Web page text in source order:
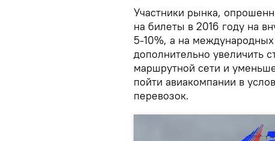
Участники рынка,
на билеты в 2016 году на
5-10%, а на
дополнительно увеличить
маршрутной сети и
пойти авиакомпании в
перевозок.